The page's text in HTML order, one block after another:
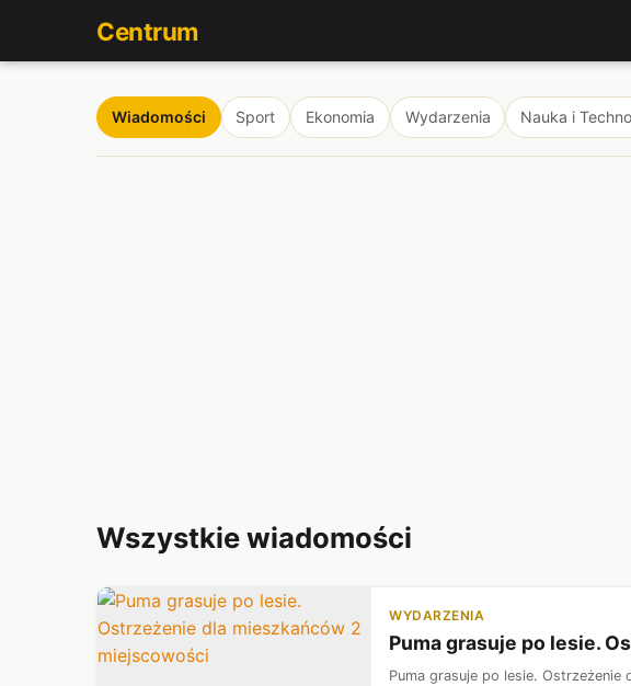
Centrum
Wiadomości Sport Ekonomia Wydarzenia Nauka i
Wszystkie wiadomości
WYDARZENIA
Puma grasuje po lesie.
Puma grasuje po lesie.